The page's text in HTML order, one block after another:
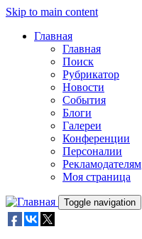
Skip to main content
Главная
Главная
Поиск
Рубрикатор
Новости
События
Блоги
Галереи
Конференции
Персоналии
Рекламодателям
Моя страница
Toggle navigation